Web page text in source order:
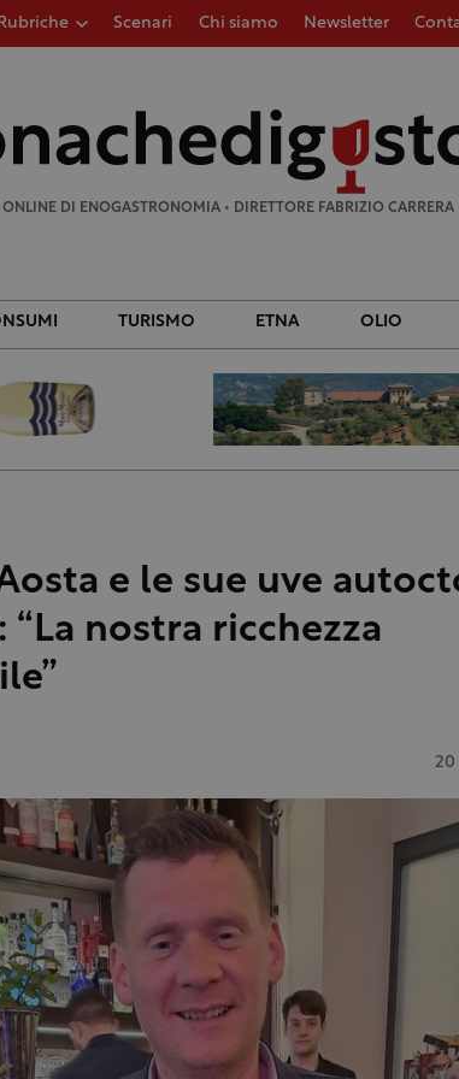
Scenari Chi siamo Newsletter
DI ENOGASTRONOMIA • DIRETTORE FABRIZIO CARRERA
TURISMO ETNA OLIO
e le sue uve
“La nostra ricchezza
20